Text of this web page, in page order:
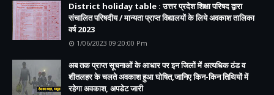
District holiday table : उत्तर प्रदेश शिक्षा परिषद द्वारा
संचालित परिषदीय / मान्यता प्राप्त विद्यालयों के लिये अवकाश तालिका
वर्ष 2023
1/06/2023 09:20:00 Pm
अब तक प्राप्त सूचनाओं के आधार पर इन जिलों में अत्यधिक ठंड व
शीतलहर के चलते अवकाश हुआ घोषित,जानिए किन-किन तिथियों में
रहेगा अवकाश, अपडेट जारी